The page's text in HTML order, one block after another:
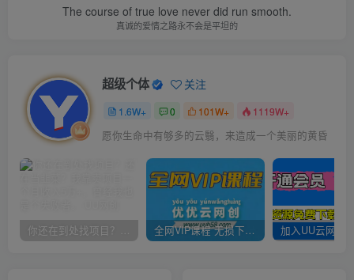
The course of true love never did run smooth.
真诚的爱情之路永不会是平坦的
超级个体 关注
1.6W+ 0 101W+ 1119W+
愿你生命中有够多的云翳，来造成一个美丽的黄昏
你还在到处找项目？还在当韭菜？我靠卖项目一个月收入5万+，曾经我也是个失败者。 全网VIP课程 无损下载~